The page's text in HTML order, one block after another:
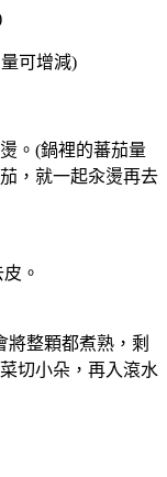
可增減)
。(鍋裡的蕃茄量
，就一起汆燙再去
。
將整顆都煮熟，剩
切小朵，再入滾水